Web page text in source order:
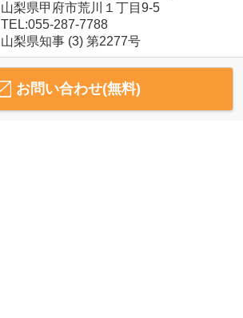
山梨県甲府市荒川１丁目9-5
TEL:055-287-7788
山梨県知事 (3) 第2277号
お問い合わせ(無料)